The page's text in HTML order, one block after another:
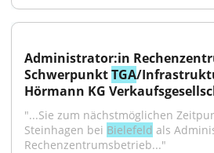
Administrator:in
Schwerpunkt TGA/
Hörmann KG
"...Sie zum nächstmöglichen
Steinhagen bei Bielefeld als
Rechenzentrumsbetrieb..."